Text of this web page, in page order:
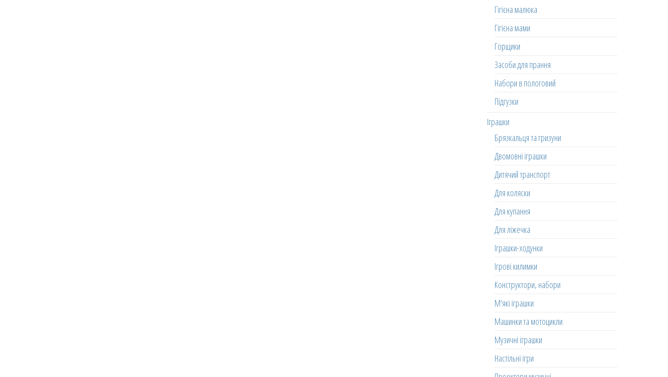
Гігієна малюка
Гігієна мами
Горщики
Засоби для прання
Набори в пологовий
Підгузки
Іграшки
Брязкальця та гризуни
Двомовні іграшки
Дитячий транспорт
Для коляски
Для купання
Для ліжечка
Іграшки-ходунки
Ігрові килимки
Конструктори, набори
М'які іграшки
Машинки та мотоцикли
Музичні іграшки
Настільні ігри